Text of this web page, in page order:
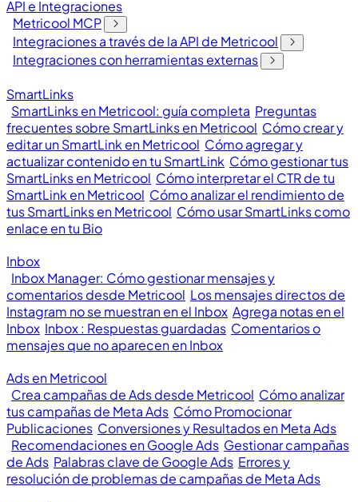
API e Integraciones
Metricool MCP
Integraciones a través de la API de Metricool
Integraciones con herramientas externas
SmartLinks
SmartLinks en Metricool: guía completa Preguntas
frecuentes sobre SmartLinks en Metricool Cómo crear y
editar un SmartLink en Metricool Cómo agregar y
actualizar contenido en tu SmartLink Cómo gestionar tus
SmartLinks en Metricool Cómo interpretar el CTR de tu
SmartLink en Metricool Cómo analizar el rendimiento de
tus SmartLinks en Metricool Cómo usar SmartLinks como
enlace en tu Bio
Inbox
Inbox Manager: Cómo gestionar mensajes y
comentarios desde Metricool Los mensajes directos de
Instagram no se muestran en el Inbox Agrega notas en el
Inbox Inbox : Respuestas guardadas Comentarios o
mensajes que no aparecen en Inbox
Ads en Metricool
Crea campañas de Ads desde Metricool Cómo analizar
tus campañas de Meta Ads Cómo Promocionar
Publicaciones Conversiones y Resultados en Meta Ads
Recomendaciones en Google Ads Gestionar campañas
de Ads Palabras clave de Google Ads Errores y
resolución de problemas de campañas de Meta Ads